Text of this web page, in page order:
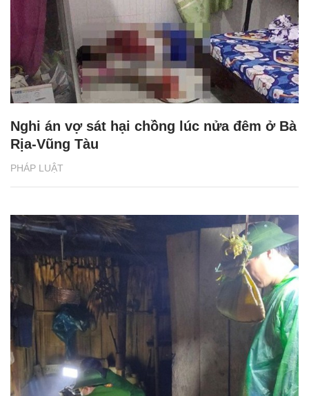
PHÁP LUẬT
Nghi án vợ sát hại chồng lúc nửa đêm ở Bà
Rịa-Vũng Tàu